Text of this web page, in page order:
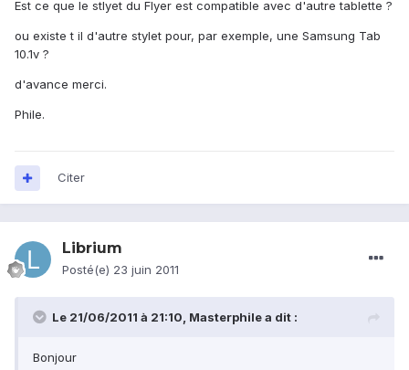
Est ce que le stlyet du Flyer est compatible avec d'autre tablette ?
ou existe t il d'autre stylet pour, par exemple, une Samsung Tab
10.1v ?
d'avance merci.
Phile.
Citer
Librium
Posté(e) 23 juin 2011
Le 21/06/2011 à 21:10, Masterphile a dit :
Bonjour